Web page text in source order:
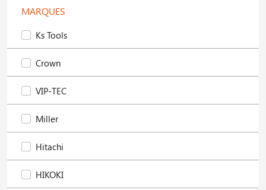
MARQUES
Ks Tools
Crown
VIP-TEC
Miller
Hitachi
HIKOKI